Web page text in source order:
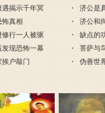
遇揭示千年冥
真相
行一人被驱
现恐怖一幕
户敲门
济公是
济公和
缺点的
菩萨与
伪善世